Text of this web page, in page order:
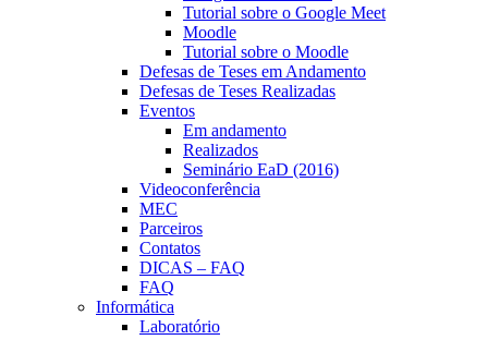
Tutorial sobre o Google Meet
Moodle
Tutorial sobre o Moodle
Defesas de Teses em Andamento
Defesas de Teses Realizadas
Eventos
Em andamento
Realizados
Seminário EaD (2016)
Videoconferência
MEC
Parceiros
Contatos
DICAS – FAQ
FAQ
Informática
Laboratório